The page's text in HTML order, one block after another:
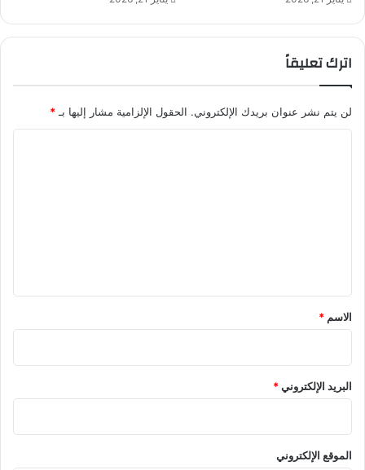
ق
اترك تعليقاً
لن يتم نشر عنوان بريدك الإلكتروني. الحقول الإلزامية مشار إليها بـ *
*
الاسم *
البريد الإلكتروني*
الموقع الإلكتروني